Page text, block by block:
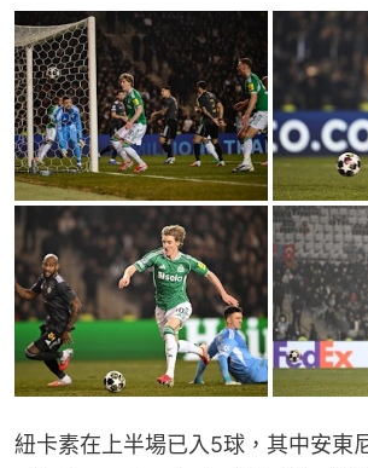
紐卡素在上半場已入5球，其中安東